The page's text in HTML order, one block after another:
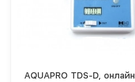
AQUAPRO TDS-D, онлайн